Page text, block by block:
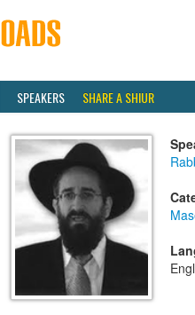
SPEAKERS SHARE A SHIUR